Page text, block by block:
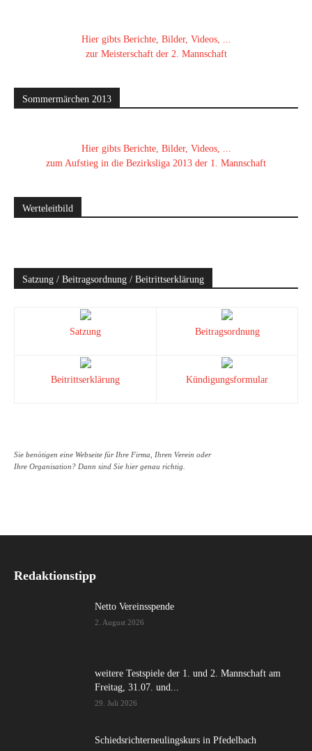
Hier gibts Berichte, Bilder, Videos, ...
zur Meisterschaft der 2. Mannschaft
Sommermärchen 2013
Hier gibts Berichte, Bilder, Videos, ...
zum Aufstieg in die Bezirksliga 2013 der 1. Mannschaft
Werteleitbild
Satzung / Beitragsordnung / Beitrittserklärung
Satzung Beitragsordnung
Beitrittserklärung Kündigungsformular
Sie benötigen eine Webseite für Ihre Firma, Ihren Verein oder
Ihre Organisation? Dann sind Sie hier genau richtig.
Redaktionstipp
Netto Vereinsspende
2. August 2026
weitere Testspiele der 1. und 2. Mannschaft am
Freitag, 31.07. und...
29. Juli 2026
Schiedsrichterneulingskurs in Pfedelbach